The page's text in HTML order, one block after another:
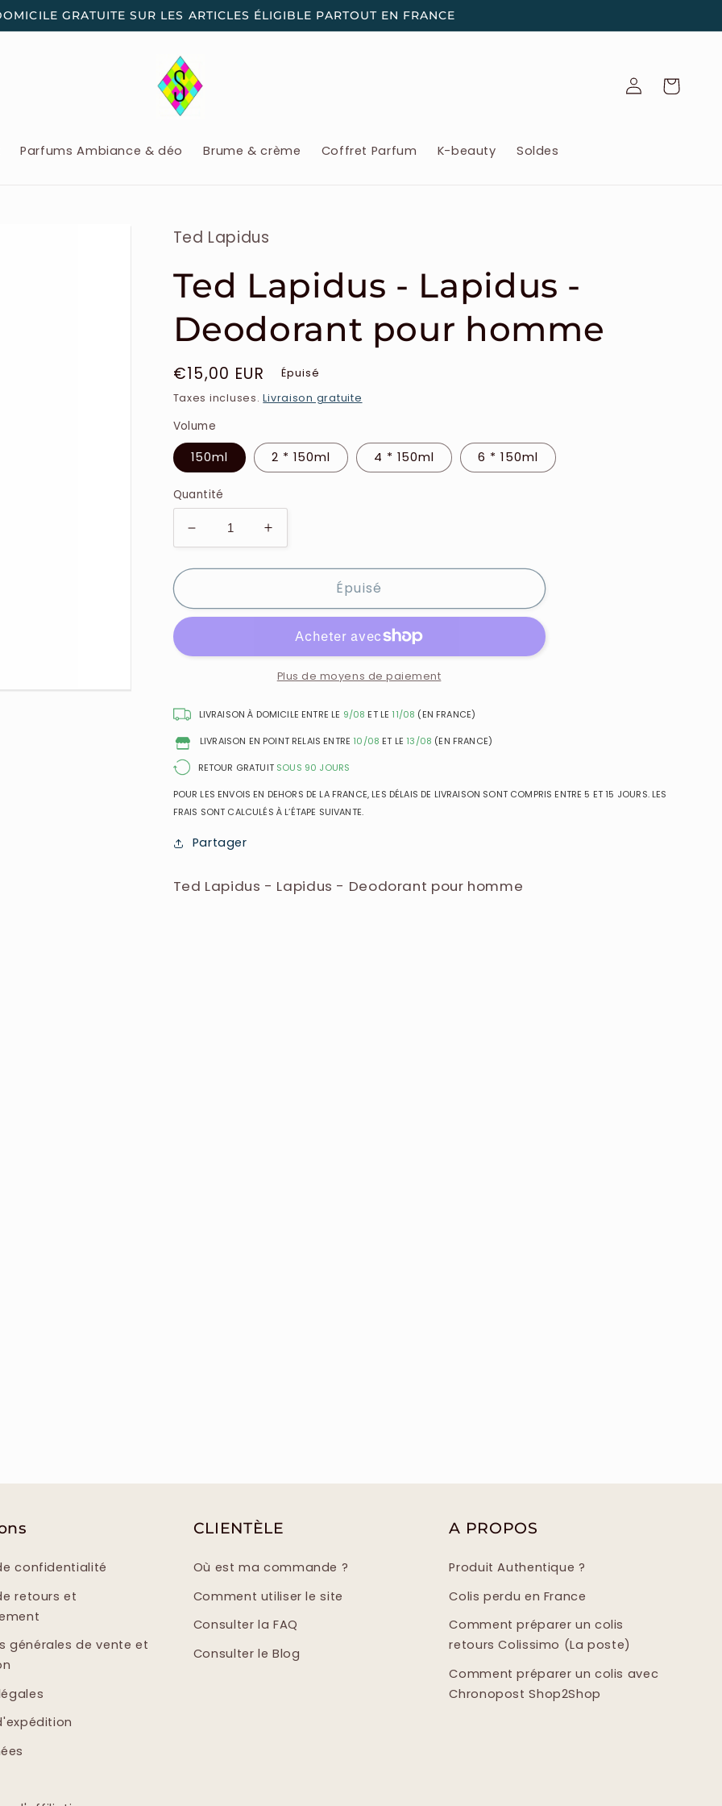
GRATUITE SUR LES ARTICLES ÉLIGIBLE PARTOUT EN FRANCE
Parfums Ambiance & déo Brume & crème Coffret Parfum K-beauty Soldes
ConnexionPanier
Ted Lapidus
Ted Lapidus - Lapidus -
Deodorant pour homme
Prix
habituel
€15,00 EUR
Épuisé
Taxes incluses.Livraison gratuite
Volume
150ml 2 * 150ml 4 * 150ml 6 * 150ml
Quantité
Réduire
la
quantité
Ted
Lapidus
pour
Augmenter
la
quantité
Ted
Lapidus
pour
Épuisé
Plus de moyens de paiement
LIVRAISON À DOMICILE ENTRE LE 9/08 ET LE 11/08 (EN FRANCE)
LIVRAISON EN POINT RELAIS ENTRE 10/08 ET LE 13/08 (EN FRANCE)
RETOUR GRATUIT SOUS 90 JOURS
POUR LES ENVOIS EN DEHORS DE LA FRANCE, LES DÉLAIS DE LIVRAISON SONT COMPRIS ENTRE 5 ET 15 JOURS. LES
FRAIS SONT CALCULÉS À L’ÉTAPE SUIVANTE.
Partager
Ted Lapidus - Lapidus - Deodorant pour homme
confidentialité
retours et
générales de vente et
CLIENTÈLE
Où est ma commande ?
Comment utiliser le site
Consulter la FAQ
Consulter le Blog
A PROPOS
Produit Authentique ?
Colis perdu en France
Comment préparer un colis
retours Colissimo (La poste)
Comment préparer un colis avec
Chronopost Shop2Shop